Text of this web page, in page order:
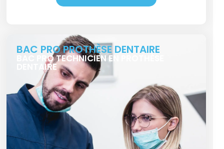
BAC PRO PROTHÈSE DENTAIRE
BAC PRO TECHNICIEN EN PROTHÈSE
DENTAIRE